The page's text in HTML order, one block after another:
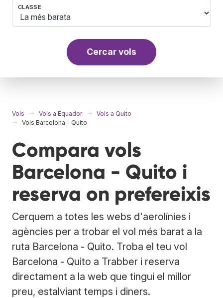
CLASSE
Cercar vols
Vols Vols a Equador
Vols a Quito
Vols Barcelona - Quito
Compara vols
Barcelona - Quito i
reserva on prefereixis
Cerquem a totes les webs d'aerolínies i
agències per a trobar el vol més barat a la
ruta Barcelona - Quito. Troba el teu vol
Barcelona - Quito a Trabber i reserva
directament a la web que tingui el millor
preu, estalviant temps i diners.